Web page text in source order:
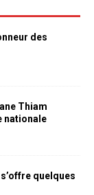
des
Thiam
nationale
quelques